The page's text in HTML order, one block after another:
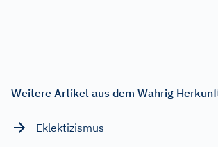
Weitere Artikel aus dem Wahrig
Eklektizismus